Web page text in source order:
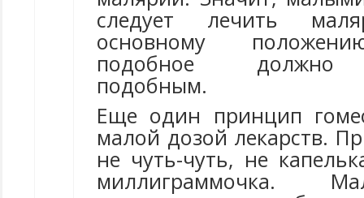
следует лечить
основному
подобное должно
подобным.
Еще один принцип
малой дозой лекарств.
не чуть-чуть, не
миллиграммочка.